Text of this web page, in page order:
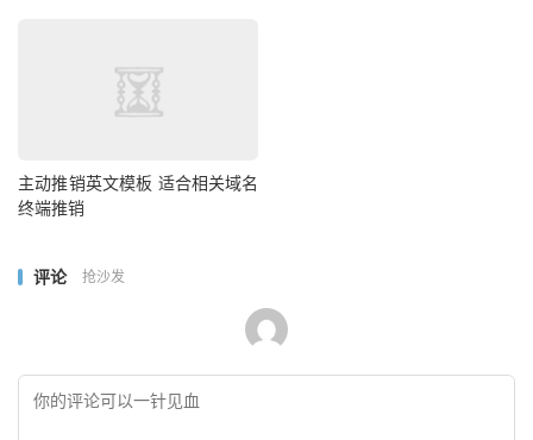
主动推销英文模板 适合相关域名
终端推销
评论 抢沙发